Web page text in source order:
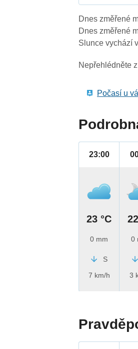
Dnes změřené
Dnes změřené
Slunce vychází
Nepřehlédněte
Počasí u
23:00
23 °C
0 mm
S
7 km/h
0
3